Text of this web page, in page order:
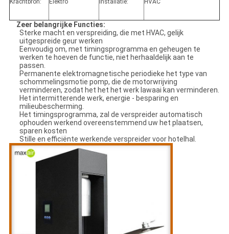
Krachtbron: Elektro Installatie: HVAC
Zeer belangrijke Functies:
Sterke macht en verspreiding, die met HVAC, gelijk
uitgespreide geur werken
Eenvoudig om, met timingsprogramma en geheugen te
werken te hoeven de functie, niet herhaaldelijk aan te
passen.
Permanente elektromagnetische periodieke het type van
schommelingsmotie pomp, die de motorwrijving
verminderen, zodat het het het werk lawaai kan verminderen.
Het intermitterende werk, energie - besparing en
milieubescherming.
Het timingsprogramma, zal de verspreider automatisch
ophouden werkend overeenstemmend uw het plaatsen,
sparen kosten
Stille en efficiënte werkende verspreider voor hotelhal.